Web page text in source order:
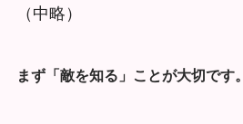
（中略）
まず「敵を知る」ことが大切です。